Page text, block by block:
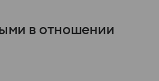
в отношении